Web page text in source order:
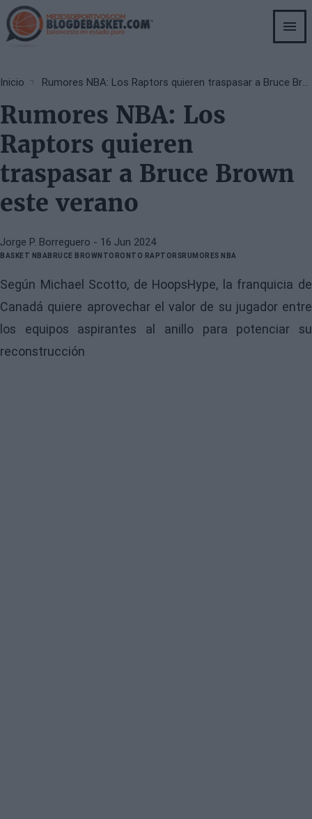
Skip
to
main
Breadcrumb
Inicio Rumores NBA: Los Raptors quieren traspasar a Bruce Brown este verano
Rumores NBA: Los
Raptors quieren
traspasar a Bruce Brown
este verano
Jorge P. Borreguero - 16 Jun 2024
BASKET NBABRUCE BROWN TORONTO RAPTORSRUMORES NBA
Según Michael Scotto, de HoopsHype, la franquicia de
Canadá quiere aprovechar el valor de su jugador entre
los equipos aspirantes al anillo para potenciar su
reconstrucción